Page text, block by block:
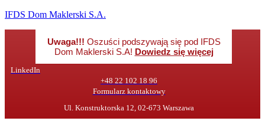
IFDS Dom Maklerski S.A.
Uwaga!!! Oszuści podszywają się pod IFDS
Dom Maklerski S.A! Dowiedz się więcej
LinkedIn
+48 22 102 18 96
Formularz kontaktowy
Ul. Konstruktorska 12, 02-673 Warszawa